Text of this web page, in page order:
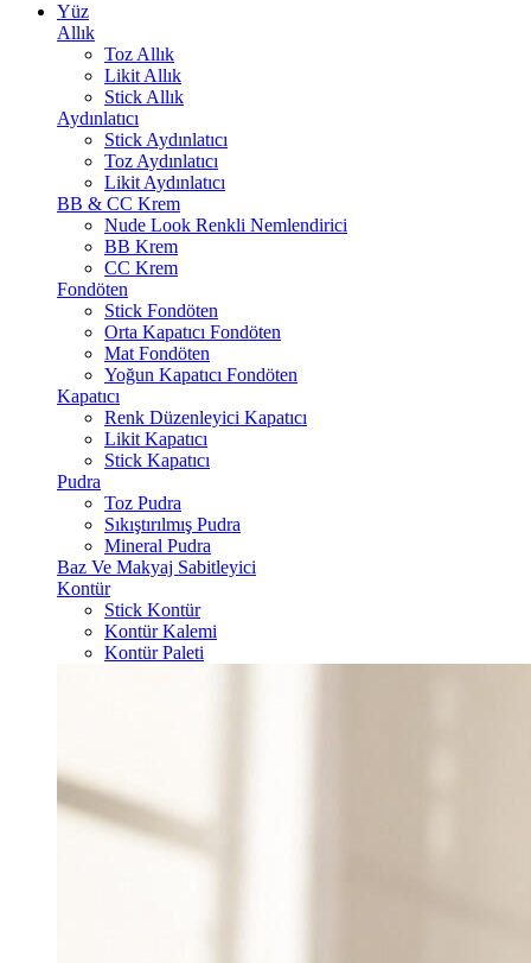
Yüz
Allık
Toz Allık
Likit Allık
Stick Allık
Aydınlatıcı
Stick Aydınlatıcı
Toz Aydınlatıcı
Likit Aydınlatıcı
BB & CC Krem
Nude Look Renkli Nemlendirici
BB Krem
CC Krem
Fondöten
Stick Fondöten
Orta Kapatıcı Fondöten
Mat Fondöten
Yoğun Kapatıcı Fondöten
Kapatıcı
Renk Düzenleyici Kapatıcı
Likit Kapatıcı
Stick Kapatıcı
Pudra
Toz Pudra
Sıkıştırılmış Pudra
Mineral Pudra
Baz Ve Makyaj Sabitleyici
Kontür
Stick Kontür
Kontür Kalemi
Kontür Paleti